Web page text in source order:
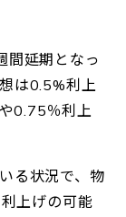
間延期となっ
は0.5%利上
0.75％利上
る状況で、物
上げの可能